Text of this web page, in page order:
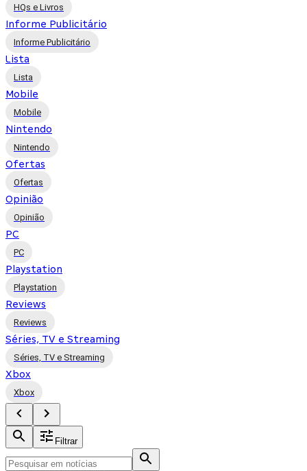
HQs e Livros
Informe Publicitário
Informe Publicitário
Lista
Lista
Mobile
Mobile
Nintendo
Nintendo
Ofertas
Ofertas
Opinião
Opinião
PC
PC
Playstation
Playstation
Reviews
Reviews
Séries, TV e Streaming
Séries, TV e Streaming
Xbox
Xbox
Filtrar